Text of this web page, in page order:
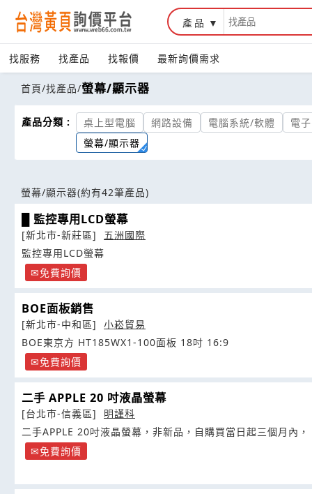
產品
找服務 找產品 找報價 最新詢價需求
首頁/找產品/螢幕/顯示器
產品分類 : 桌上型電腦 網路設備 電腦系統/軟體
電
螢幕/顯示器
螢幕/顯示器(約有42筆產品)
█ 監控專用LCD螢幕
[新北市-新莊區]
五洲國際
監控專用LCD螢幕
免費詢價
BOE面板銷售
[新北市-中和區]
小崧貿易
BOE東京方 HT185WX1-100面板 18吋 16:9
免費詢價
二手 APPLE 20 吋液晶螢幕
[台北市-信義區]
明謹科
二手APPLE 20吋液晶螢幕，非新品，自購買當日起三個月內，
免費詢價